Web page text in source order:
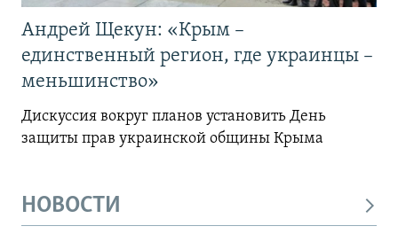
Андрей Щекун: «Крым –
единственный регион, где украинцы –
меньшинство»
Дискуссия вокруг планов установить День
защиты прав украинской общины Крыма
НОВОСТИ